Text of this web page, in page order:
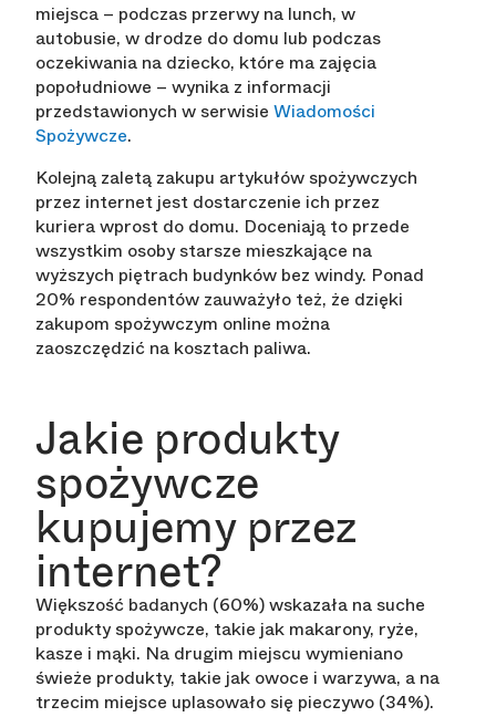
miejsca – podczas przerwy na lunch, w
autobusie, w drodze do domu lub podczas
oczekiwania na dziecko, które ma zajęcia
popołudniowe – wynika z informacji
przedstawionych w serwisie Wiadomości
Spożywcze.
Kolejną zaletą zakupu artykułów spożywczych
przez internet jest dostarczenie ich przez
kuriera wprost do domu. Doceniają to przede
wszystkim osoby starsze mieszkające na
wyższych piętrach budynków bez windy. Ponad
20% respondentów zauważyło też, że dzięki
zakupom spożywczym online można
zaoszczędzić na kosztach paliwa.
Jakie produkty
spożywcze
kupujemy przez
internet?
Większość badanych (60%) wskazała na suche
produkty spożywcze, takie jak makarony, ryże,
kasze i mąki. Na drugim miejscu wymieniano
świeże produkty, takie jak owoce i warzywa, a na
trzecim miejsce uplasowało się pieczywo (34%).